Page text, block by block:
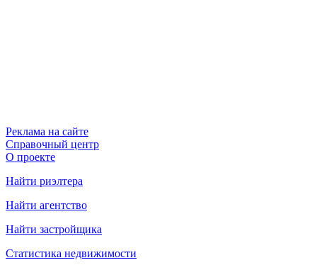
Реклама на сайте
Справочный центр
О проекте
Найти риэлтера
Найти агентство
Найти застройщика
Статистика недвижимости